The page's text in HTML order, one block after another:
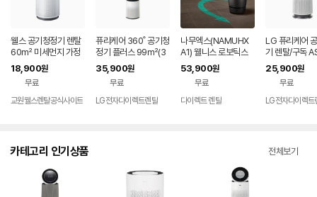
웰스 공기청정기 렌탈
60㎡ 미세먼지 가정
용 회사 사무실 학원 병
원 미세먼지 토네이도
360도 AR318 셀프관
리 60개월약정
18,900원
무료
교원웰스렌탈공식사이트
퓨리케어 360˚ 공기청
정기 플러스 99㎡(3
0평) 렌탈 AS303DW
FAM 렌탈 셀프관리 7
2개월약정
35,900원
무료
LG전자다이렉트렌탈
나무엑스(NAMUHX
A1) 웰니스 로보틱스
에어센서 바이탈체크
66.0㎡ 72개월약정
관리없음 SK 인텔릭스
공기청정기 렌탈 가정
53,900원
무료
다이렉트 렌탈
LG 퓨리케어
기 렌탈/구독
WFAM 케어솔
러스 가정용
도 62㎡(19평
관리 72개월약
25,900원
무료
LG전자다이렉트
카테고리 인기상품 전체보기